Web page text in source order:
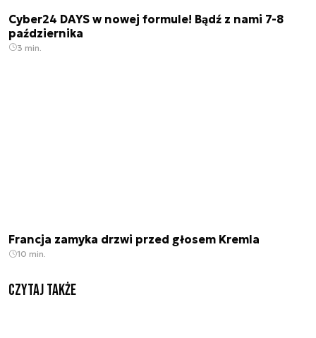
Cyber24 DAYS w nowej formule! Bądź z nami 7-8
października
3 min.
Francja zamyka drzwi przed głosem Kremla
10 min.
Czytaj także